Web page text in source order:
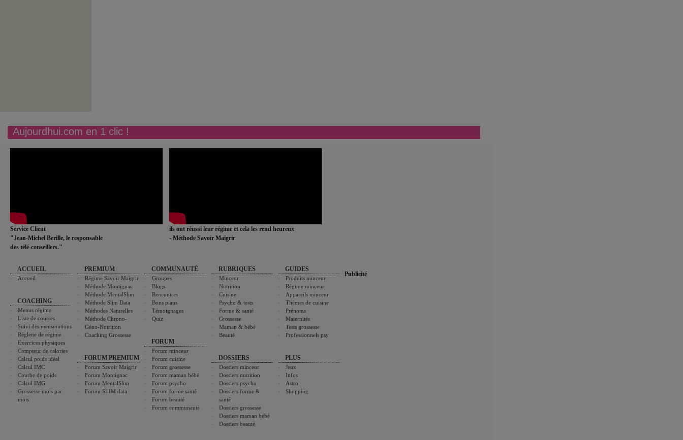
Aujourdhui.com en 1 clic !
Service Client
"Jean-Michel Berille, le responsable
des télé-conseillers."
ils ont réussi leur régime et cela les rend heureux
- Méthode Savoir Maigrir
ACCUEIL
Accueil
COACHING
Menus régime
Liste de courses
Suivi des mensurations
Réglette de régime
Exercices physiques
Compteur de calories
Calcul poids idéal
Calcul IMC
Courbe de poids
Calcul IMG
Grossesse mois par
mois
PREMIUM
Régime Savoir Maigrir
Méthode Montignac
Méthode MentalSlim
Méthode Slim Data
Méthodes Naturelles
Méthode Chrono-
Géno-Nutrition
Coaching Grossesse
FORUM PREMIUM
Forum Savoir Maigrir
Forum Montignac
Forum MentalSlim
Forum SLIM data
COMMUNAUTÉ
Groupes
Blogs
Rencontres
Bons plans
Témoignages
Quiz
FORUM
Forum minceur
Forum cuisine
Forum grossesse
Forum maman bébé
Forum psycho
Forum forme santé
Forum beauté
Forum communauté
RUBRIQUES
Minceur
Nutrition
Cuisine
Psycho & tests
Forme & santé
Grossesse
Maman & bébé
Beauté
DOSSIERS
Dossiers minceur
Dossiers nutrition
Dossiers psycho
Dossiers forme &
santé
Dossiers grossesse
Dossiers maman bébé
Dossiers beauté
GUIDES
Produits minceur
Régime minceur
Appareils minceur
Thèmes de cuisine
Prénoms
Maternités
Tests grossesse
Professionnels psy
PLUS
Jeux
Infos
Astro
Shopping
Publicité